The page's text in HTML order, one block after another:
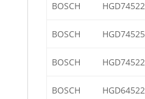
BOSCH
BOSCH
BOSCH
BOSCH